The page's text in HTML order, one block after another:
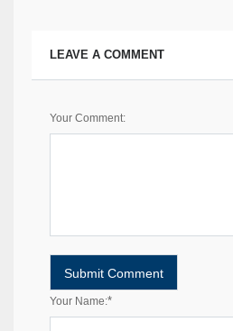
LEAVE A COMMENT
Your Comment:
Your Name:*